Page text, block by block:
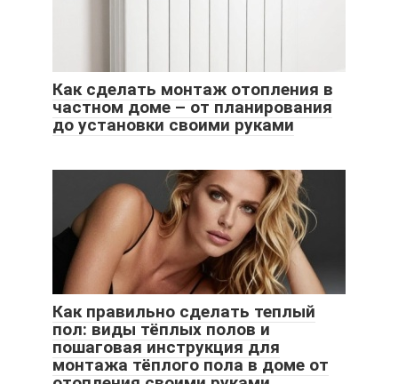
Как сделать монтаж отопления в
частном доме – от планирования
до установки своими руками
Как правильно сделать теплый
пол: виды тёплых полов и
пошаговая инструкция для
монтажа тёплого пола в доме от